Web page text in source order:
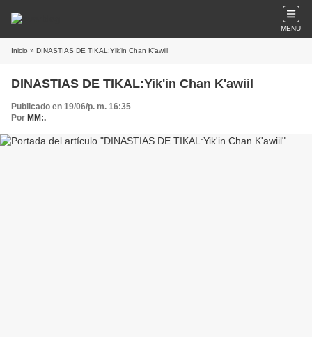
MENU
Inicio » DINASTIAS DE TIKAL:Yik'in Chan K'awiil
DINASTIAS DE TIKAL:Yik'in Chan K'awiil
Publicado en 19/06/p. m. 16:35
Por MM:.